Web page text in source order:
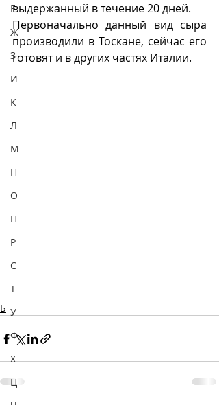
Е
Ж
З
И
К
Л
М
Н
О
П
Р
С
Т
У
Ф
Х
Ц
выдержанный в течение 20 дней.
Первоначально данный вид сыра
производили в Тоскане, сейчас его
готовят и в других частях Италии.
Б